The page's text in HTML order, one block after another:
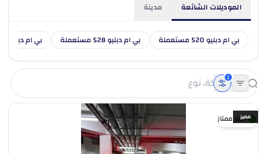
الموديلات الشائعة مدينة
بي ام دبليو 520 مستعملة بي ام دبليو 528 مستعملة بي ام دبليو 530 مستعملة
1
سعر ممتازمميز